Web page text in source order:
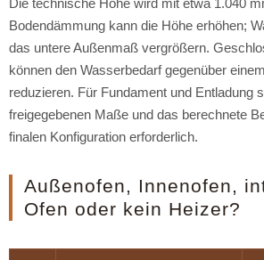
Die technische Höhe wird mit etwa 1.040
Bodendämmung kann die Höhe erhöhen;
das untere Außenmaß vergrößern.
können den Wasserbedarf gegenüber
reduzieren. Für Fundament und Entladung
freigegebenen Maße und das berechnete
finalen Konfiguration erforderlich.
Außenofen, Innenofen,
Ofen oder kein Heizer?